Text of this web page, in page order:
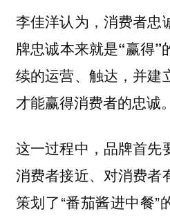
李佳洋认为，消费者忠
牌忠诚本来就是“赢得”
续的运营、触达，并建
才能赢得消费者的忠诚。
这一过程中，品牌首先
消费者接近、对消费者
策划了“番茄酱进中餐”